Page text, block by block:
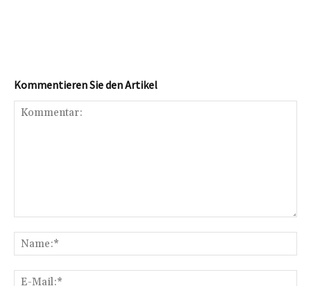
Kommentieren Sie den Artikel